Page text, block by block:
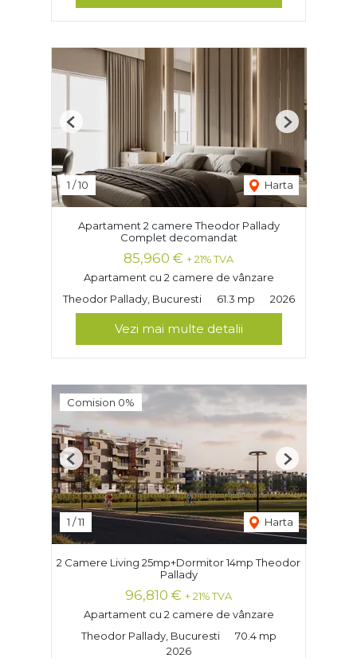
1 /10 Harta
Previous Next
Apartament 2 camere Theodor Pallady
Complet decomandat
85,960 € + 21% TVA
Apartament cu 2 camere de vânzare
Theodor Pallady, Bucuresti
61.3 mp 2026
Vezi mai multe detalii
Comision 0%
1 /11 Harta
Previous Next
2 Camere Living 25mp+Dormitor 14mp Theodor
Pallady
96,810 € + 21% TVA
Apartament cu 2 camere de vânzare
Theodor Pallady, Bucuresti
70.4 mp
2026